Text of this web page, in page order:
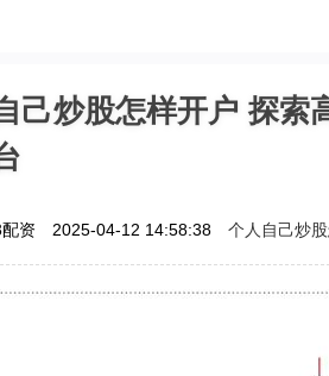
己炒股怎样开户 探索
资 2025-04-12 14:58:38 个人自己炒